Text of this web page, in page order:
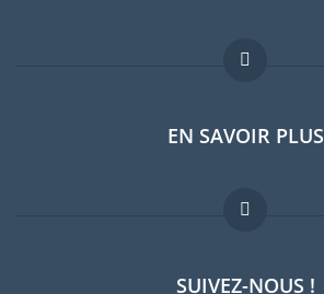
Forum expatriés
Guides pays
Offres d'emploi
EN SAVOIR PLUS
FAQ
Experts
SUIVEZ-NOUS !